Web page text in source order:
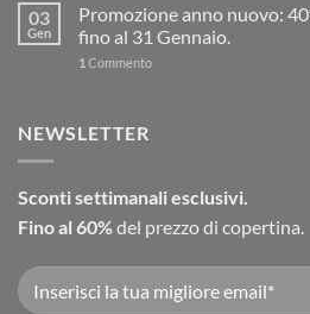
03
Gen
Promozione anno nuovo:
fino al 31 Gennaio.
1 Commento
NEWSLETTER
Sconti settimanali esclusivi.
Fino al 60%del prezzo di copertina.